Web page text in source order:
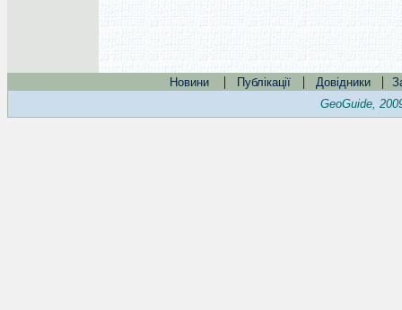
Новини | Публікації | Довідники |
GeoGuide,